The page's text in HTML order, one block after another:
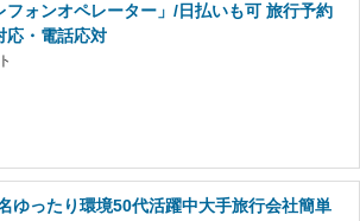
フォンオペレーター」/日払いも可 旅行予約
応・電話応対
ゆったり環境50代活躍中大手旅行会社簡単